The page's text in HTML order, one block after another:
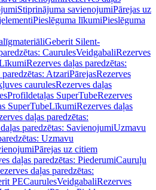
Stiprinājuma savienojumiPārejas uz
Pieslēguma līkumiPieslēguma
Geberit Silent-
CaurulesVeidgabaliRezerves
Rezerves daļas paredzētas:
AtzariPārejasRezerves
caurulesRezerves daļas
Profildetaļas SuperTubeRezerves
SuperTubeLīkumiRezerves daļas
daļas paredzētas:
paredzētas: SavienojumiUzmavu
Uzmavu
Pārejas uz citiem
daļas paredzētas: PiederumiCauruļu
daļas paredzētas:
PECaurulesVeidgabaliRezerves